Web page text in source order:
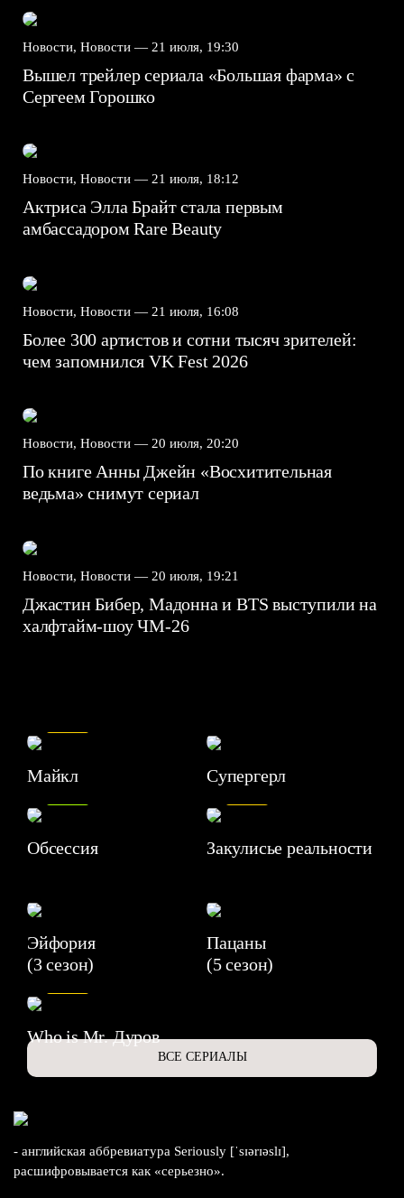
Новости, Новости — 21 июля, 19:30
Вышел трейлер сериала «Большая фарма» с
Сергеем Горошко
Новости, Новости — 21 июля, 18:12
Актриса Элла Брайт стала первым
амбассадором Rare Beauty
Новости, Новости — 21 июля, 16:08
Более 300 артистов и сотни тысяч зрителей:
чем запомнился VK Fest 2026
Новости, Новости — 20 июля, 20:20
По книге Анны Джейн «Восхитительная
ведьма» снимут сериал
Новости, Новости — 20 июля, 19:21
Джастин Бибер, Мадонна и BTS выступили на
халфтайм-шоу ЧМ-26
Майкл Супергерл
Обсессия
7.1
Закулисье реальности
Эйфория
(3 сезон)
Пацаны
(5 сезон)
6.3
Who is Mr. Дуров
ВСЕ СЕРИАЛЫ
- английская аббревиатура Seriously [ˈsɪərɪəslɪ],
расшифровывается как «серьезно».